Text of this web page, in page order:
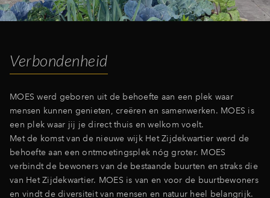
Verbondenheid
MOES werd geboren uit de behoefte aan een plek waar
mensen kunnen genieten, creëren en samenwerken. MOES is
een plek waar jij je direct thuis en welkom voelt.
Met de komst van de nieuwe wijk Het Zijdekwartier werd de
behoefte aan een ontmoetingsplek nóg groter. MOES
verbindt de bewoners van de bestaande buurten en straks die
van Het Zijdekwartier. MOES is van en voor de buurtbewoners
en vindt de diversiteit van mensen en natuur heel belangrijk.